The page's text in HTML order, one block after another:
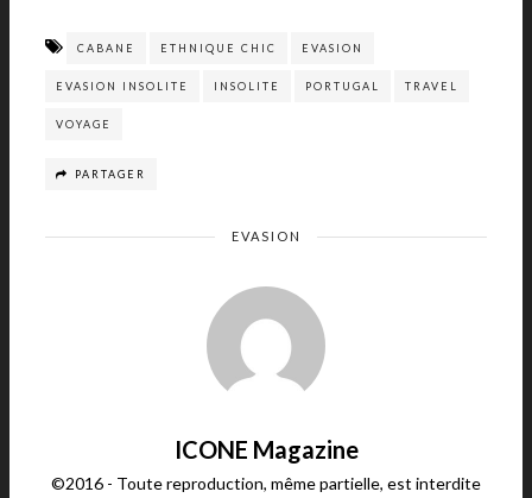
CABANE ETHNIQUE CHIC EVASION
EVASION INSOLITE INSOLITE PORTUGAL TRAVEL
VOYAGE
PARTAGER
EVASION
ICONE Magazine
©2016 - Toute reproduction, même partielle, est interdite